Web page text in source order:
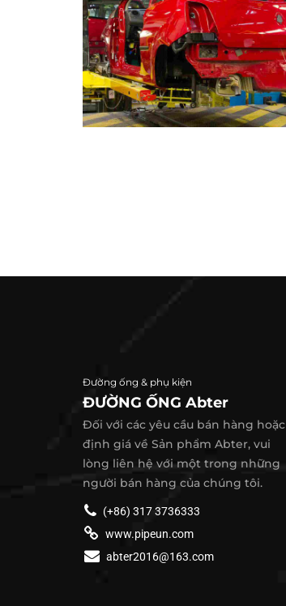
industry materials
Stockholm snapshots
Đường ống & phụ kiện
ĐƯỜNG ỐNG Abter
Đối với các yêu cầu bán hàng hoặc
định giá về Sản phẩm Abter, vui
lòng liên hệ với một trong những
người bán hàng của chúng tôi.
(+86) 317 3736333
www.pipeun.com
abter2016@163.com